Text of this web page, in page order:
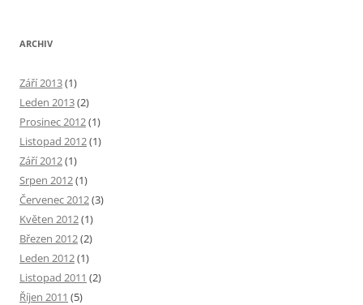
ARCHIV
Září 2013(1)
Leden 2013(2)
Prosinec 2012(1)
Listopad 2012(1)
Září 2012(1)
Srpen 2012(1)
Červenec 2012(3)
Květen 2012(1)
Březen 2012(2)
Leden 2012(1)
Listopad 2011 (2)
Říjen 2011 (5)